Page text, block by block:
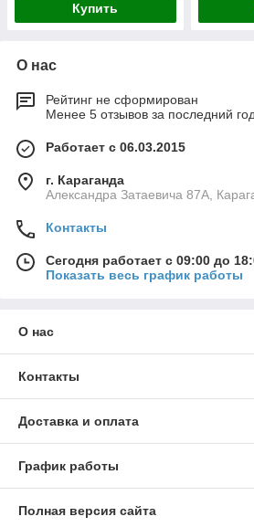
Купить
О нас
Рейтинг не сформирован
Менее 5 отзывов за последний
Работает с 06.03.2015
г. Караганда
Александра Затаевича 87А,
Контакты
Сегодня работает с 09:00 до
Показать весь график работы
О нас
Контакты
Доставка и оплата
График работы
Полная версия сайта